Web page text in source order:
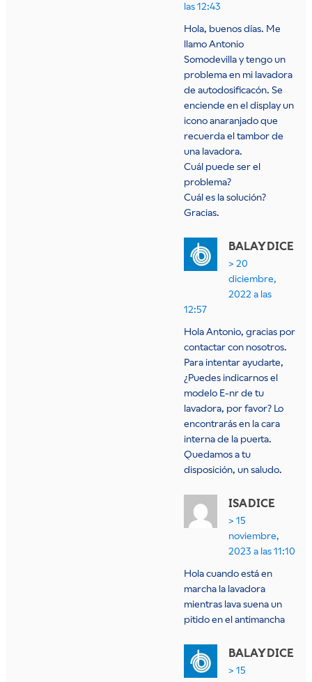
las 12:43
Hola, buenos días. Me
llamo Antonio
Somodevilla y tengo un
problema en mi lavadora
de autodosificacón. Se
enciende en el display un
icono anaranjado que
recuerda el tambor de
una lavadora.
Cuál puede ser el
problema?
Cuál es la solución?
Gracias.
BALAY DICE
20
diciembre,
2022 a las
12:57
Hola Antonio, gracias por
contactar con nosotros.
Para intentar ayudarte,
¿Puedes indicarnos el
modelo E-nr de tu
lavadora, por favor? Lo
encontrarás en la cara
interna de la puerta.
Quedamos a tu
disposición, un saludo.
ISA DICE
15
noviembre,
2023 a las 11:10
Hola cuando está en
marcha la lavadora
mientras lava suena un
pitido en el antimancha
BALAY DICE
15